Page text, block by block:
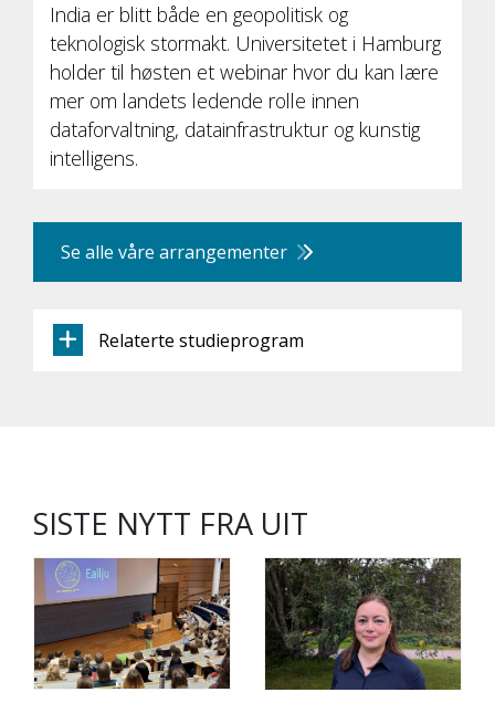
India er blitt både en geopolitisk og
teknologisk stormakt. Universitetet i Hamburg
holder til høsten et webinar hvor du kan lære
mer om landets ledende rolle innen
dataforvaltning, datainfrastruktur og kunstig
intelligens.
Se alle våre arrangementer
Relaterte studieprogram
SISTE NYTT FRA UIT